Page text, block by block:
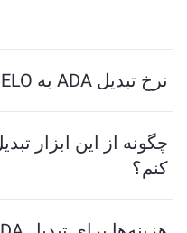
نرخ تبدیل ADA به CELO به چه معناست؟
دریافت خواهید کرد. این
کنم؟